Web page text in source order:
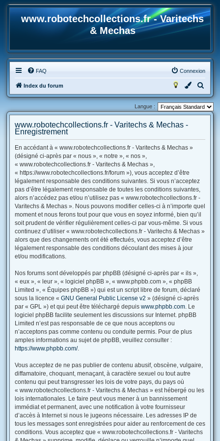
www.robotechcollections.fr - Varitechs
& Mechas
FAQ Connexion
Index du forum
e
c
Langue :
www.robotechcollections.fr - Varitechs & Mechas -
Enregistrement
En accédant à « www.robotechcollections.fr - Varitechs & Mechas »
(désigné ci-après par « nous », « notre », « nos »,
« www.robotechcollections.fr - Varitechs & Mechas »,
« https://www.robotechcollections.fr/forum »), vous acceptez d’être
légalement responsable des conditions suivantes. Si vous n’acceptez
pas d’être légalement responsable de toutes les conditions suivantes,
alors n’accédez pas et/ou n’utilisez pas « www.robotechcollections.fr -
Varitechs & Mechas ». Nous pouvons modifier celles-ci à n’importe quel
moment et nous ferons tout pour que vous en soyez informé, bien qu’il
soit prudent de vérifier régulièrement celles-ci par vous-même. Si vous
continuez d’utiliser « www.robotechcollections.fr - Varitechs & Mechas »
alors que des changements ont été effectués, vous acceptez d’être
légalement responsable des conditions découlant des mises à jour
et/ou modifications.
Nos forums sont développés par phpBB (désigné ci-après par « ils »,
« eux », « leur », « logiciel phpBB », « www.phpbb.com », « phpBB
Limited », « Équipes phpBB ») qui est un script libre de forum, déclaré
sous la licence « GNU General Public License v2 » (désigné ci-après
par « GPL ») et qui peut être téléchargé depuis www.phpbb.com. Le
logiciel phpBB facilite seulement les discussions sur Internet. phpBB
Limited n’est pas responsable de ce que nous acceptons ou
n’acceptons pas comme contenu ou conduite permis. Pour de plus
amples informations au sujet de phpBB, veuillez consulter :
https://www.phpbb.com/.
Vous acceptez de ne pas publier de contenu abusif, obscène, vulgaire,
diffamatoire, choquant, menaçant, à caractère sexuel ou tout autre
contenu qui peut transgresser les lois de votre pays, du pays où
« www.robotechcollections.fr - Varitechs & Mechas » est hébergé ou les
lois internationales. Le faire peut vous mener à un bannissement
immédiat et permanent, avec une notification à votre fournisseur
d’accès à Internet si nous le jugeons nécessaire. Les adresses IP de
tous les messages sont enregistrées pour aider au renforcement de ces
conditions. Vous acceptez que « www.robotechcollections.fr - Varitechs